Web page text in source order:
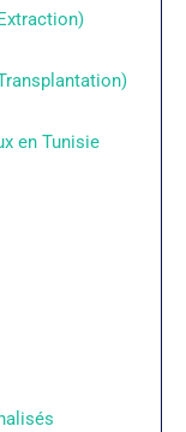
en Tunisie